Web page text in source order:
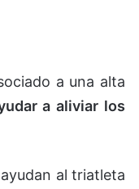
a una alta
a aliviar los
al triatleta